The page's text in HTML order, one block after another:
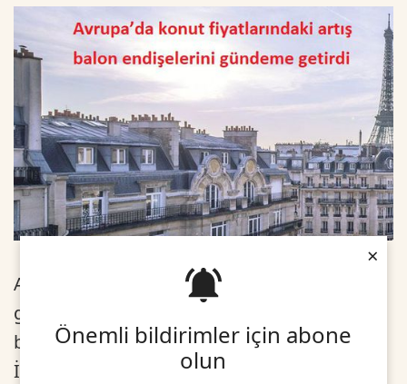
Önemli bildirimler için abone
olun
×
Avrupa’da konut fiyatlarında son dönemde
görülen artışın ardından, konut piyasasında
balon endişelerinden söz edilmeye başlandı.
İsviçreli yatırım bankası UBS Münih,